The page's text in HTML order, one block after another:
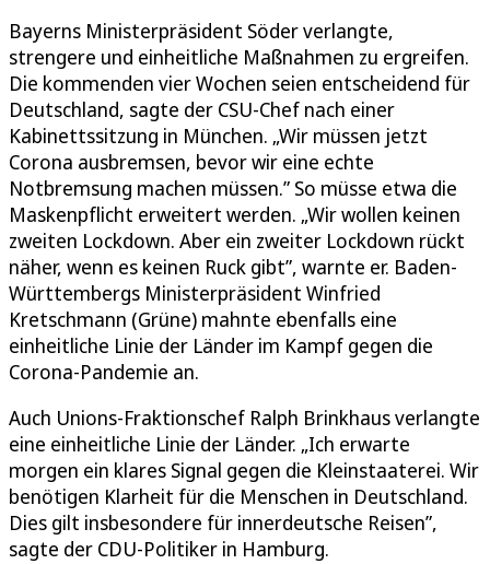
Bayerns Ministerpräsident Söder verlangte,
strengere und einheitliche Maßnahmen zu ergreifen.
Die kommenden vier Wochen seien entscheidend für
Deutschland, sagte der CSU-Chef nach einer
Kabinettssitzung in München. „Wir müssen jetzt
Corona ausbremsen, bevor wir eine echte
Notbremsung machen müssen.” So müsse etwa die
Maskenpflicht erweitert werden. „Wir wollen keinen
zweiten Lockdown. Aber ein zweiter Lockdown rückt
näher, wenn es keinen Ruck gibt”, warnte er. Baden-
Württembergs Ministerpräsident Winfried
Kretschmann (Grüne) mahnte ebenfalls eine
einheitliche Linie der Länder im Kampf gegen die
Corona-Pandemie an.
Auch Unions-Fraktionschef Ralph Brinkhaus verlangte
eine einheitliche Linie der Länder. „Ich erwarte
morgen ein klares Signal gegen die Kleinstaaterei. Wir
benötigen Klarheit für die Menschen in Deutschland.
Dies gilt insbesondere für innerdeutsche Reisen”,
sagte der CDU-Politiker in Hamburg.